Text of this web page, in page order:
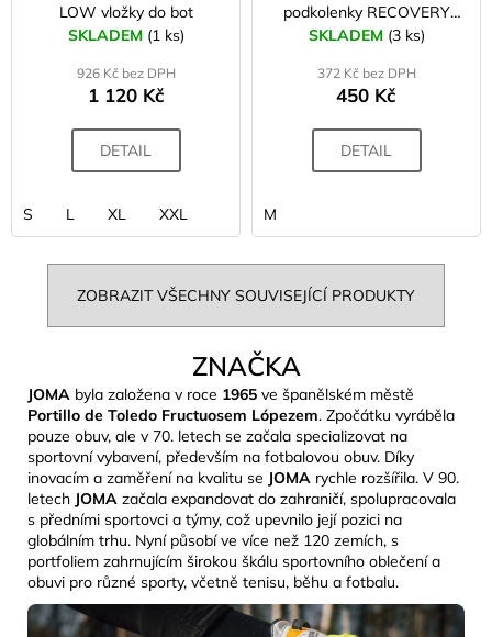
LOW vložky do bot
SKLADEM (1 ks)
926 Kč bez DPH
1 120 Kč
DETAIL
S L XL XXL
podkolenky RECOVERY
černá
SKLADEM (3 ks)
372 Kč bez DPH
450 Kč
DETAIL
M
ZOBRAZIT VŠECHNY SOUVISEJÍCÍ PRODUKTY
ZNAČKA
JOMA byla založena v roce 1965 ve španělském městě
Portillo de Toledo Fructuosem Lópezem. Zpočátku vyráběla
pouze obuv, ale v 70. letech se začala specializovat na
sportovní vybavení, především na fotbalovou obuv. Díky
inovacím a zaměření na kvalitu se JOMA rychle rozšířila. V 90.
letech JOMA začala expandovat do zahraničí, spolupracovala
s předními sportovci a týmy, což upevnilo její pozici na
globálním trhu. Nyní působí ve více než 120 zemích, s
portfoliem zahrnujícím širokou škálu sportovního oblečení a
obuvi pro různé sporty, včetně tenisu, běhu a fotbalu.